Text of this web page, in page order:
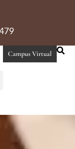
Campus Virtual